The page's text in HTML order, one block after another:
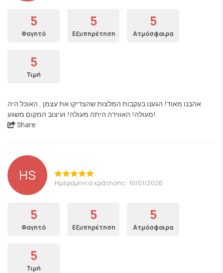
5
Φαγητό
5
Εξυπηρέτηση
5
Ατμόσφαιρα
5
Τιμή
אהבנו מאוד! הגענו בעקבות המלצות שהצדיקו את עצמן , האוכל היה
מעולה! האווירה היתה מעולה! ועיצוב המקום משגע!
Share
HS Ημερομηνία κράτησης: 10/01/2026
5
Φαγητό
5
Εξυπηρέτηση
5
Ατμόσφαιρα
5
Τιμή